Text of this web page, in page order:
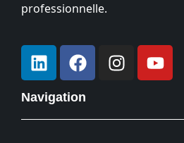
professionnelle.
Navigation